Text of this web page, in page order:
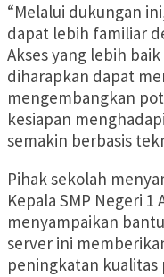
“Melalui dukungan
dapat lebih familiar
Akses yang lebih
diharapkan dapat
mengembangkan
kesiapan
semakin berbasis
Pihak sekolah
Kepala SMP Negeri 1
menyampaikan
server ini
peningkatan kualitas